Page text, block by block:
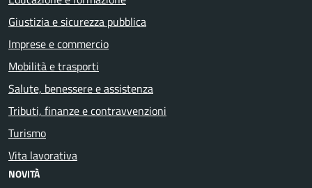
Giustizia e sicurezza pubblica
Imprese e commercio
Mobilità e trasporti
Salute, benessere e assistenza
Tributi, finanze e contravvenzioni
Turismo
Vita lavorativa
NOVITÀ